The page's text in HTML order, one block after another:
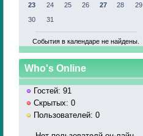
23
24 25 26 27 28
29
30
31
События в календаре не найдены.
Who's Online
Гостей: 91
Скрытых: 0
Пользователей: 0